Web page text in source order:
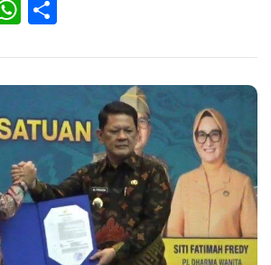
WhatsApp